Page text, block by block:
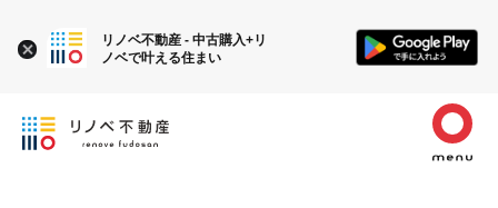
リノベ不動産 - 中古購入+リ
ノベで叶える住まい